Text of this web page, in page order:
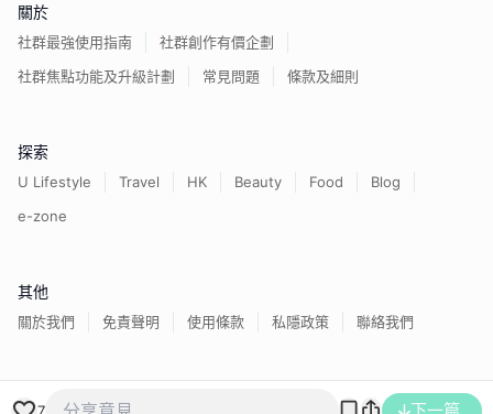
7
關於
社群最強使用指南
社群創作有價企劃
社群焦點功能及升級計劃
常見問題 條款及細則
探索
U Lifestyle Travel HK Beauty Food
Blog
e-zone
其他
關於我們 免責聲明 使用條款 私隱政策 聯絡我們
香港經濟日報版權所有©